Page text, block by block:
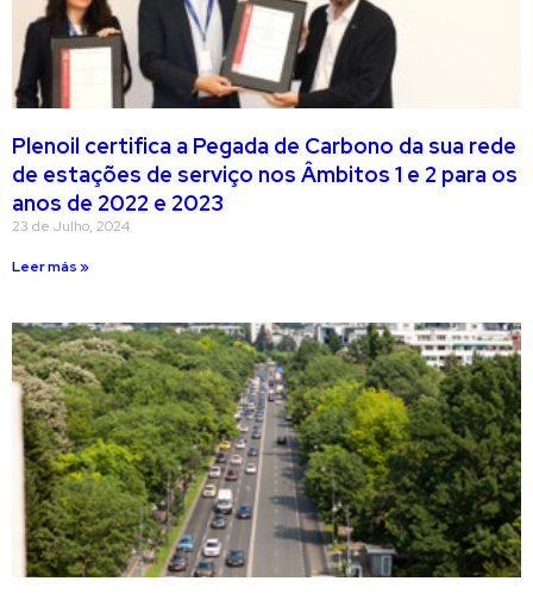
Plenoil certifica a Pegada de Carbono da sua rede
de estações de serviço nos Âmbitos 1 e 2 para os
anos de 2022 e 2023
23 de Julho, 2024
Leer más »